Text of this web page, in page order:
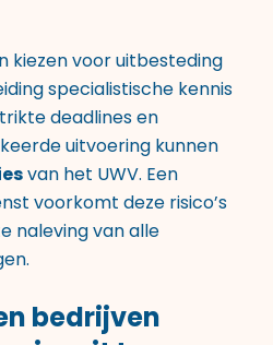
kiezen voor uitbesteding
specialistische kennis
deadlines en
uitvoering kunnen
van het UWV. Een
voorkomt deze risico’s
naleving van alle
bedrijven